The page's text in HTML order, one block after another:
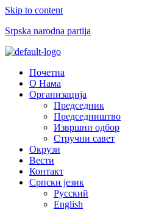
Skip to content
Srpska narodna partija
Menu
Почетна
О Нама
Организација
Председник
Председништво
Извршни одбор
Стручни савет
Окрузи
Вести
Контакт
Српски језик
Русский
English